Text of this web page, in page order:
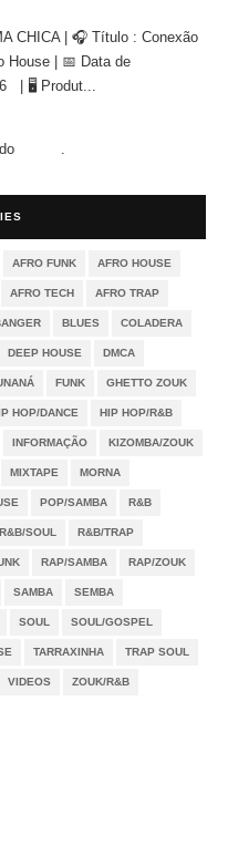
CHICA | 🎧 Título : Conexão
House | 📅 Data de
| 🖥 Produt...
AFRO FUNK AFRO HOUSE
AFRO TECH AFRO TRAP
BLUES COLADERA
DEEP HOUSE DMCA
FUNK GHETTO ZOUK
HOP/DANCE HIP HOP/R&B
INFORMAÇÃO KIZOMBA/ZOUK
MIXTAPE MORNA
POP/SAMBA R&B
R&B/SOUL R&B/TRAP
RAP/SAMBA RAP/ZOUK
SAMBA SEMBA
SOUL SOUL/GOSPEL
TARRAXINHA TRAP SOUL
VIDEOS ZOUK/R&B